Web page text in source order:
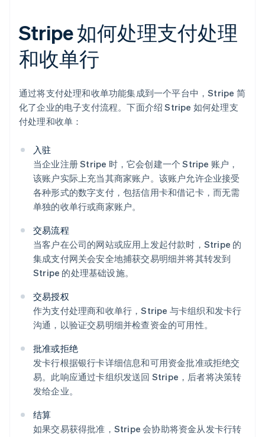
Stripe 如何处理支付处理
和收单行
通过将支付处理和收单功能集成到一个平台中，Stripe 简
化了企业的电子支付流程。下面介绍 Stripe 如何处理支
付处理和收单：
入驻
当企业注册 Stripe 时，它会创建一个 Stripe 账户，
该账户实际上充当其商家账户。该账户允许企业接受
各种形式的数字支付，包括信用卡和借记卡，而无需
单独的收单行或商家账户。
交易流程
当客户在公司的网站或应用上发起付款时，Stripe 的
集成支付网关会安全地捕获交易明细并将其转发到
Stripe 的处理基础设施。
交易授权
作为支付处理商和收单行，Stripe 与卡组织和发卡行
沟通，以验证交易明细并检查资金的可用性。
批准或拒绝
发卡行根据银行卡详细信息和可用资金批准或拒绝交
易。此响应通过卡组织发送回 Stripe，后者将决策转
发给企业。
结算
如果交易获得批准，Stripe 会协助将资金从发卡行转